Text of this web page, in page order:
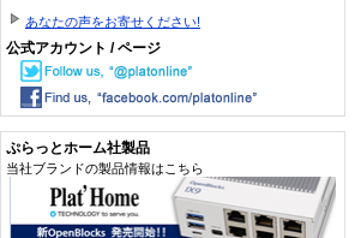
あなたの声をお寄せください!
公式アカウント / ページ
ぷらっとホーム社製品
当社ブランドの製品情報はこちら